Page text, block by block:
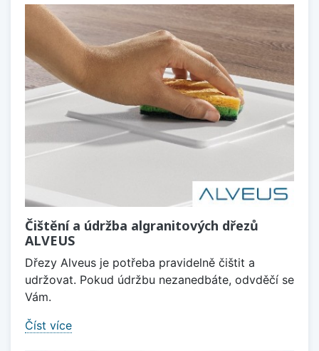
Čištění a údržba algranitových dřezů
ALVEUS
Dřezy Alveus je potřeba pravidelně čištit a
udržovat. Pokud údržbu nezanedbáte, odvděčí se
Vám.
Číst více